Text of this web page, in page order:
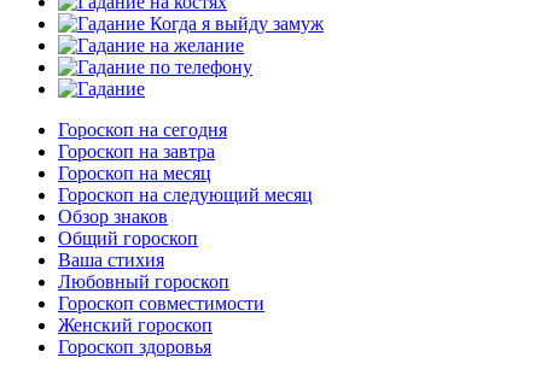
Гороскоп на сегодня
Гороскоп на завтра
Гороскоп на месяц
Гороскоп на следующий месяц
Обзор знаков
Общий гороскоп
Ваша стихия
Любовный гороскоп
Гороскоп совместимости
Женский гороскоп
Гороскоп здоровья